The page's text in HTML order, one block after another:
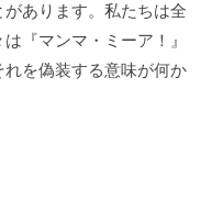
あります。私たちは全
『マンマ・ミーア！』
を偽装する意味が何か